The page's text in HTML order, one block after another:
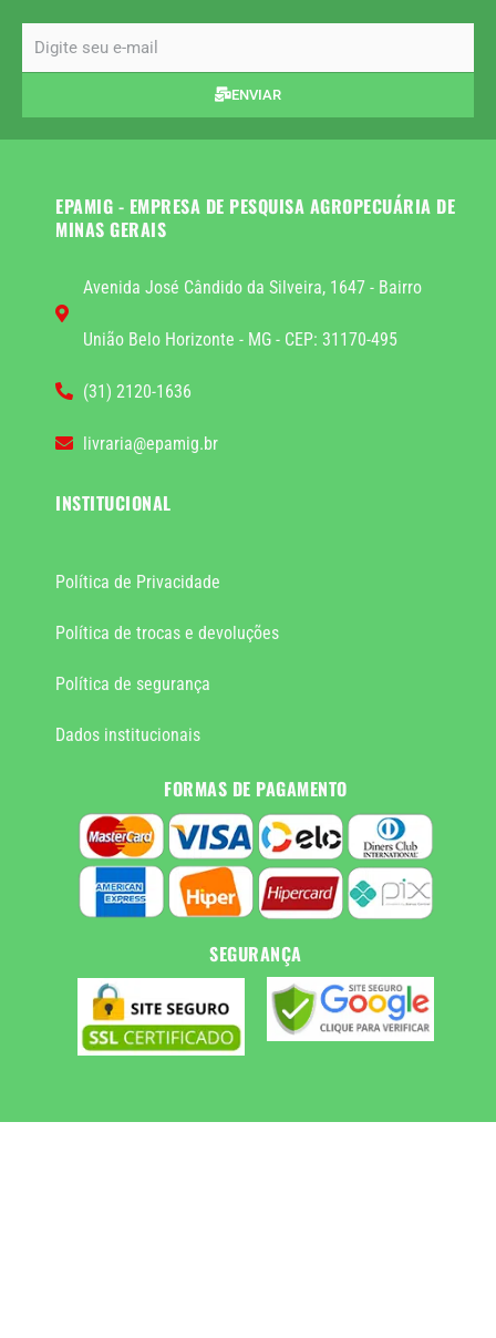
ENVIAR
EPAMIG - EMPRESA DE PESQUISA AGROPECUÁRIA DE
MINAS GERAIS
Avenida José Cândido da Silveira, 1647 - Bairro
União Belo Horizonte - MG - CEP: 31170-495
(31) 2120-1636
livraria@epamig.br
INSTITUCIONAL
Política de Privacidade
Política de trocas e devoluções
Política de segurança
Dados institucionais
FORMAS DE PAGAMENTO
SEGURANÇA